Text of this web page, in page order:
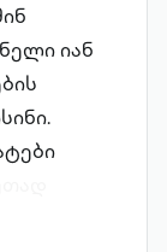
იან